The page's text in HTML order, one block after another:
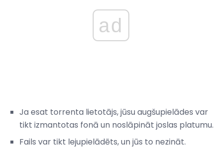
ad
Ja esat torrenta lietotājs, jūsu augšupielādes var
tikt izmantotas fonā un noslāpināt joslas platumu.
Fails var tikt lejupielādēts, un jūs to nezināt.